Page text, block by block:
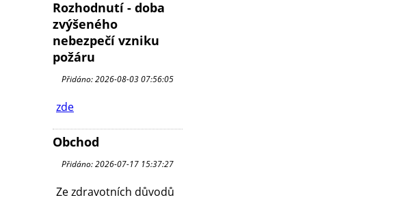
Rozhodnutí - doba
zvýšeného
nebezpečí vzniku
požáru
Přidáno: 2026-08-03 07:56:05
zde
Obchod
Přidáno: 2026-07-17 15:37:27
Ze zdravotních důvodů